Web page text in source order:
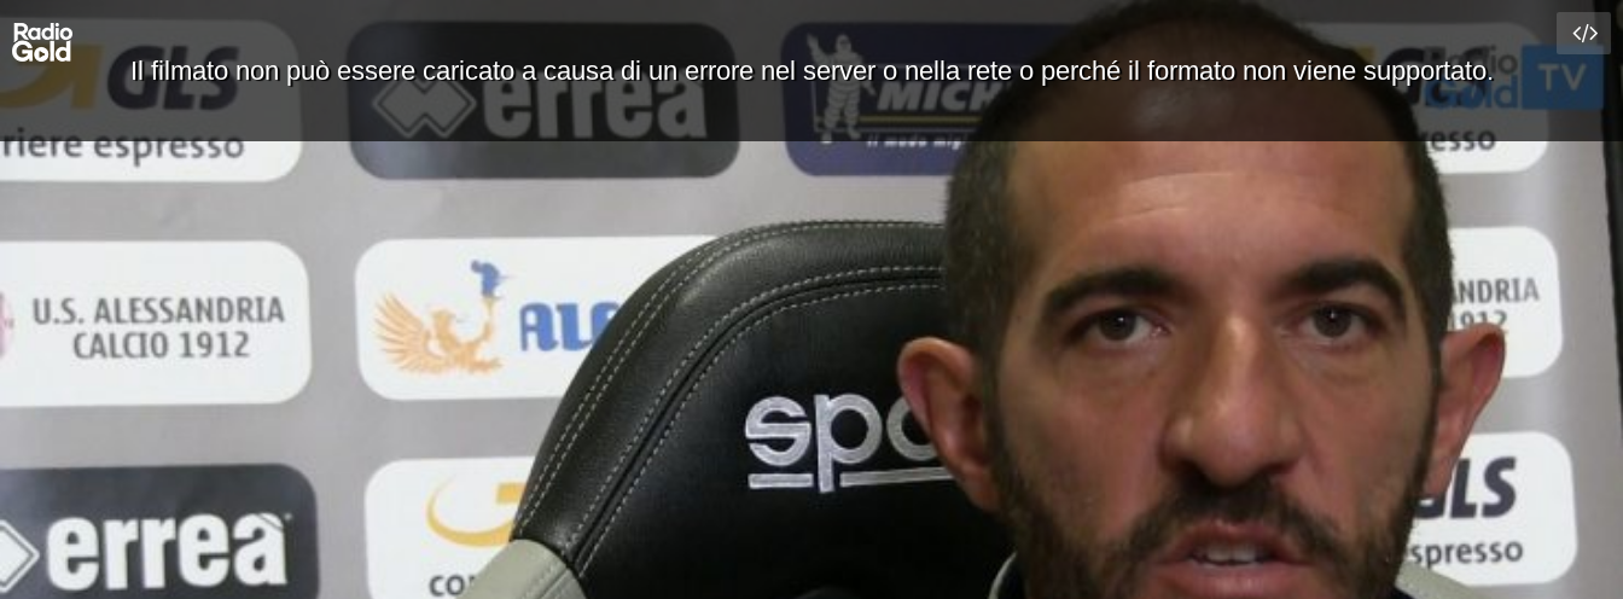
Il filmato non può essere caricato a causa di un errore nel server o nella rete o perché il formato non viene supportato.